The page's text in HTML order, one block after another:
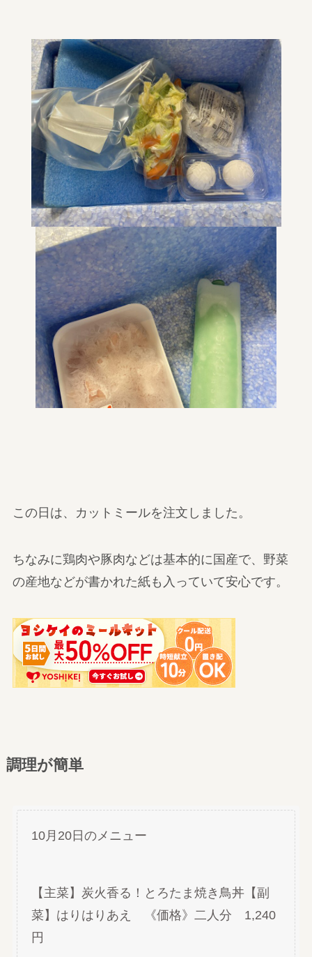
この日は、カットミールを注文しました。
ちなみに鶏肉や豚肉などは基本的に国産で、野菜
の産地などが書かれた紙も入っていて安心です。
調理が簡単
10月20日のメニュー
【主菜】炭火香る！とろたま焼き鳥丼【副
菜】はりはりあえ 《価格》二人分 1,240
円